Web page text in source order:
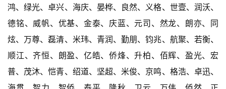
鸿、绿光、卓兴、海庆、晏桦、良然、义格、世壹、润沃、
德铭、威帆、优基、金泰、庆蓝、元司、然龙、朗亦、同
炫、万尊、磊清、米玮、青润、勤朋、钧兆、航聚、若衡、
顺江、齐恒、朗盈、亿皓、侨烽、升柏、佰辉、盈光、宏
普、茂沐、恺青、绍道、坚超、米俊、京鸣、格浩、卓迅、